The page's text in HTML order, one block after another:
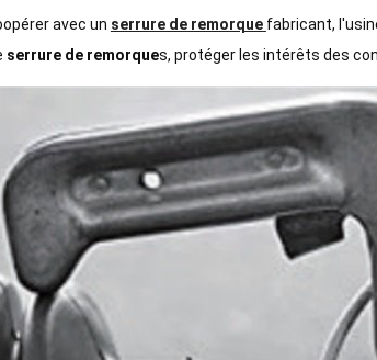
avec un serrure de remorque fabricant,
serrure de remorques, protéger les intérêts des